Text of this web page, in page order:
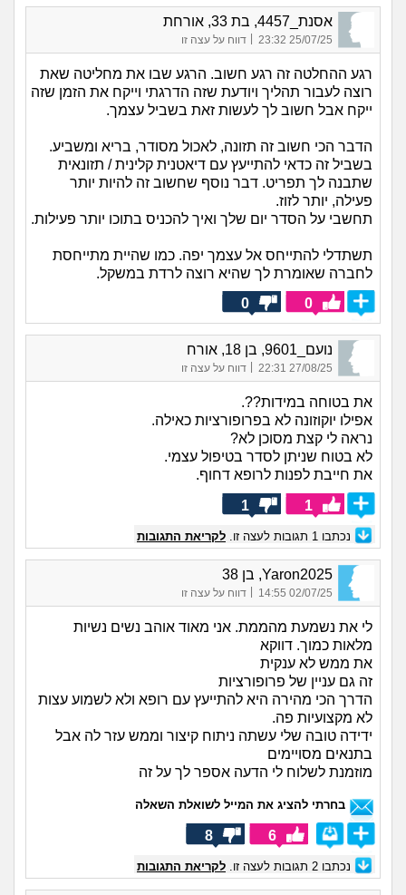
אסנת_4457, בת 33, אורחת
25/07/25 23:32 דווח על עצה זו
רגע ההחלטה זה רגע חשוב. הרגע שבו את מחליטה שאת
רוצה לעבור תהליך ויודעת שזה הדרגתי וייקח את הזמן שזה
ייקח אבל חשוב לך לעשות זאת בשביל עצמך.
הדבר הכי חשוב זה תזונה, לאכול מסודר, בריא ומשביע.
בשביל זה כדאי להתייעץ עם דיאטנית קלינית / תזונאית
שתבנה לך תפריט. דבר נוסף שחשוב זה להיות יותר
פעילה, יותר לזוז.
תחשבי על הסדר יום שלך ואיך להכניס בתוכו יותר פעילות.
תשתדלי להתייחס אל עצמך יפה. כמו שהיית מתייחסת
לחברה שאומרת לך שהיא רוצה לרדת במשקל.
0
0
נועם_9601, בן 18, אורח
27/08/25 22:31 דווח על עצה זו
את בטוחה במידות??.
אפילו יוקוזונה לא בפרופורציות כאילה.
נראה לי קצת מסוכן לא?
לא בטוח שניתן לסדר בטיפול עצמי.
את חייבת לפנות לרופא דחוף.
1
1
נכתבו 1 תגובות לעצה זו. לקריאת התגובות
Yaron2025, בן 38
02/07/25 14:55
| דווח על עצה זו
לי את נשמעת מהממת. אני מאוד אוהב נשים נשיות
מלאות כמוך. דווקא
את ממש לא ענקית
זה גם עניין של פרופורציות
הדרך הכי מהירה היא להתייעץ עם רופא ולא לשמוע עצות
לא מקצועיות פה.
ידידה טובה שלי עשתה ניתוח קיצור וממש עזר לה אבל
בתנאים מסויימים
מוזמנת לשלוח לי הדעה אספר לך על זה
בחרתי להציג את המייל לשואלת השאלה
6
8
נכתבו 2 תגובות לעצה זו. לקריאת התגובות